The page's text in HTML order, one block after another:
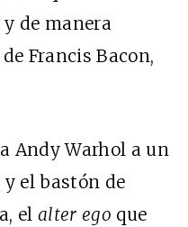
de manera
Francis Bacon,
Andy Warhol a un
el bastón de
el alter ego que